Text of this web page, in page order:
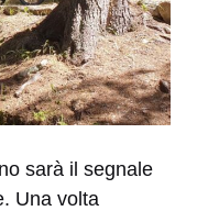
sarà il segnale
Una volta